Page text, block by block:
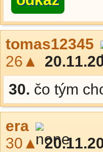
tomas12345
26▲
30. čo tým
era
30▲